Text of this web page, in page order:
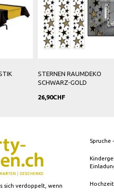
STERNEN RAUMDEKO
SCHWARZ-GOLD
26,90CHF
sich verdoppelt, wenn
Spruche